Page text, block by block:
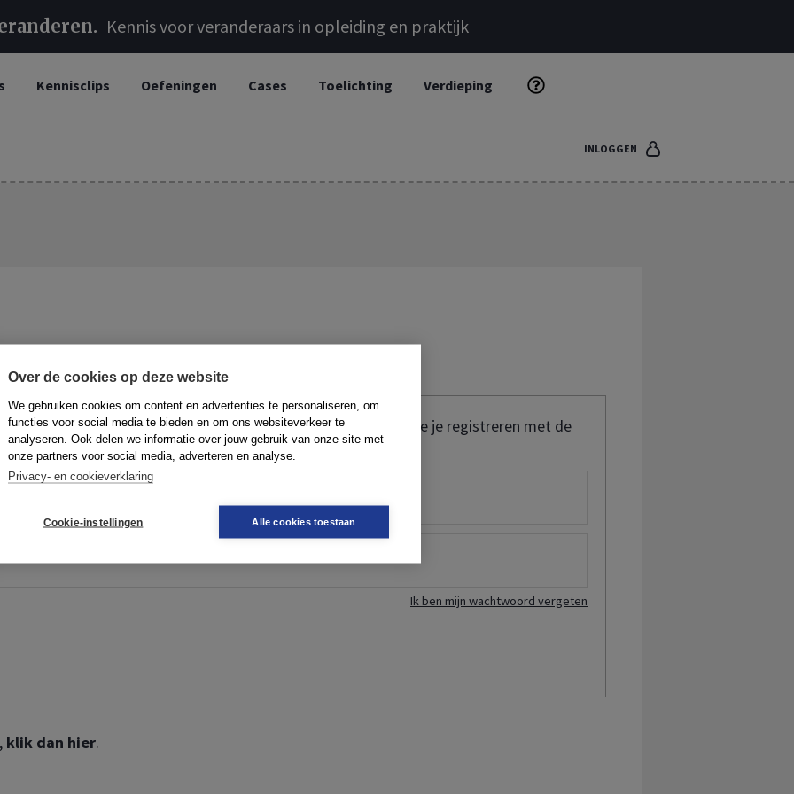
Over de cookies op deze website
We gebruiken cookies om content en advertenties te personaliseren, om
functies voor social media te bieden en om ons websiteverkeer te
analyseren. Ook delen we informatie over jouw gebruik van onze site met
onze partners voor social media, adverteren en analyse.
Privacy- en cookieverklaring
Cookie-instellingen Alle cookies toestaan
Kennis voor veranderaars in opleiding en praktijk
Kennisclips Oefeningen Cases Toelichting Verdieping
INLOGGEN
website te kunnen gebruiken. Om te kunnen inloggen, moet je je registreren met de
boek,klik dan hier.
Ik ben mijn wachtwoord vergeten
klik dan hier.